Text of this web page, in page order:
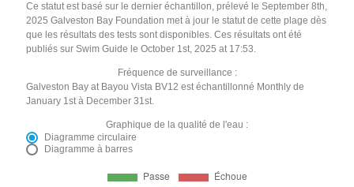
Ce statut est basé sur le dernier échantillon, prélevé le September 8th,
2025 Galveston Bay Foundation met à jour le statut de cette plage dès
que les résultats des tests sont disponibles. Ces résultats ont été
publiés sur Swim Guide le October 1st, 2025 at 17:53.
Fréquence de surveillance :
Galveston Bay at Bayou Vista BV12 est échantillonné Monthly de
January 1st à December 31st.
Graphique de la qualité de l'eau :
Diagramme circulaire
Diagramme à barres